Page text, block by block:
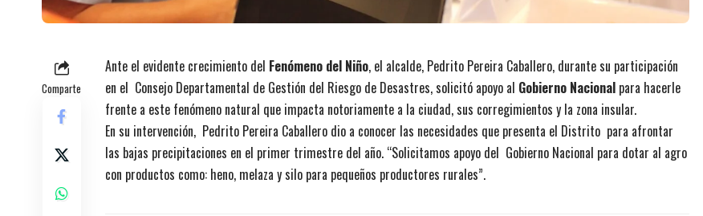
Comparte
Ante el evidente crecimiento del Fenómeno del Niño, el alcalde, Pedrito Pereira Caballero, durante su participación
en el Consejo Departamental de Gestión del Riesgo de Desastres, solicitó apoyo al Gobierno Nacional para hacerle
frente a este fenómeno natural que impacta notoriamente a la ciudad, sus corregimientos y la zona insular.
En su intervención, Pedrito Pereira Caballero dio a conocer las necesidades que presenta el Distrito para afrontar
las bajas precipitaciones en el primer trimestre del año. “Solicitamos apoyo del Gobierno Nacional para dotar al agro
con productos como: heno, melaza y silo para pequeños productores rurales”.